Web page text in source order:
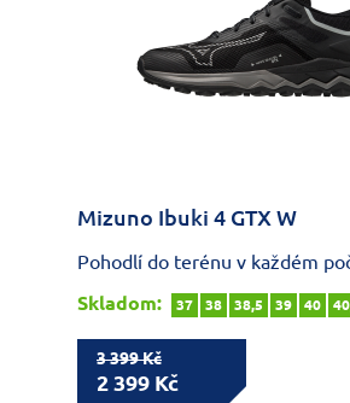
Mizuno Ibuki 4 GTX W
Pohodlí do terénu v každém
Skladom:
37 38 38,5 39 40
3 399 Kč
2 399 Kč